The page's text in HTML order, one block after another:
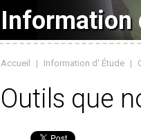
Information
Accueil | Information d' Étude |
Outils que